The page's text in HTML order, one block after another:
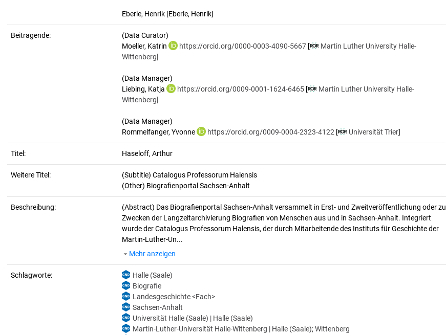
Eberle, Henrik [Eberle, Henrik]
Beitragende:
(Data Curator)
Moeller, Katrin
https://orcid.org/0000-0003-4090-5667 [
Martin Luther University Halle-
Wittenberg]
(Data Manager)
Liebing, Katja
https://orcid.org/0009-0001-1624-6465 [
Martin Luther University Halle-
Wittenberg]
(Data Manager)
Rommelfanger, Yvonne
https://orcid.org/0009-0004-2323-4122 [ Universität Trier]
Titel: Haseloff, Arthur
Weitere Titel:
(Subtitle) Catalogus Professorum Halensis
(Other) Biografienportal Sachsen-Anhalt
Beschreibung: (Abstract) Das Biografienportal Sachsen-Anhalt versammelt in Erst- und Zweitveröffentlichung oder zu
Zwecken der Langzeitarchivierung Biografien von Menschen aus und in Sachsen-Anhalt. Integriert
wurde der Catalogus Professorum Halensis, der durch Mitarbeitende des Instituts für Geschichte der
Martin-Luther-Un...
Mehr anzeigen
Schlagworte:
Halle (Saale)
Biografie
Landesgeschichte <Fach>
Sachsen-Anhalt
Universität Halle (Saale) | Halle (Saale)
Martin-Luther-Universität Halle-Wittenberg | Halle (Saale); Wittenberg